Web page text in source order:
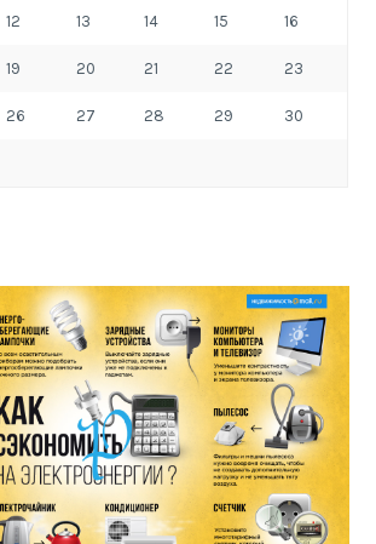
12 13 14 15 16
19 20 21 22 23
26 27 28 29 30